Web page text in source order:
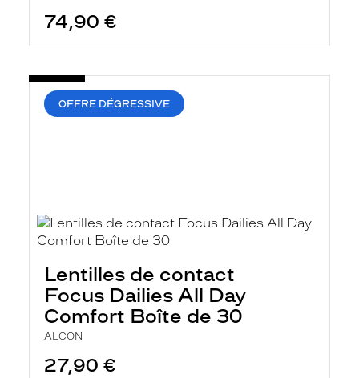
74,90 €
OFFRE DÉGRESSIVE
Lentilles de contact
Focus Dailies All Day
Comfort Boîte de 30
ALCON
27,90 €